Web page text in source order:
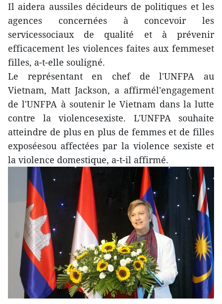
Il aidera aussiles décideurs de politiques et les
agences concernées à concevoir les
servicessociaux de qualité et à prévenir
efficacement les violences faites aux femmeset
filles, a-t-elle souligné.
Le représentant en chef de l'UNFPA au
Vietnam, Matt Jackson, a affirmél'engagement
de l'UNFPA à soutenir le Vietnam dans la lutte
contre la violencesexiste. L'UNFPA souhaite
atteindre de plus en plus de femmes et de filles
exposéesou affectées par la violence sexiste et
la violence domestique, a-t-il affirmé.